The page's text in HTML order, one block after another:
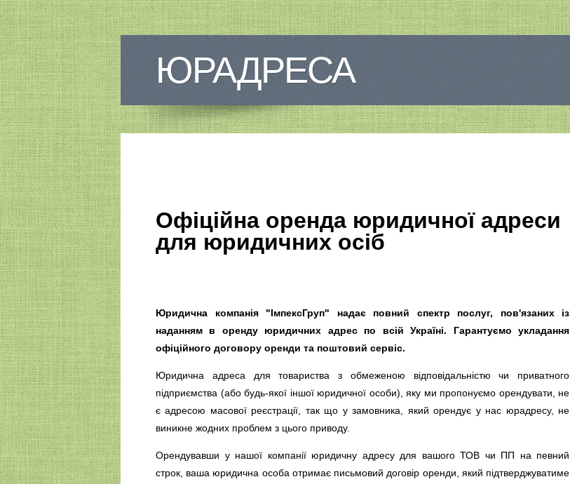
ЮРАДРЕСА
Офіційна оренда юридичної адреси
для юридичних осіб
Юридична компанія "ІмпексГруп" надає повний спектр послуг, пов'язаних із
наданням в оренду юридичних адрес по всій Україні. Гарантуємо укладання
офіційного договору оренди та поштовий сервіс.
Юридична адреса для товариства з обмеженою відповідальністю чи приватного
підприємства (або будь-якої іншої юридичної особи), яку ми пропонуємо орендувати, не
є адресою масової реєстрації, так що у замовника, який орендує у нас юрадресу, не
виникне жодних проблем з цього приводу.
Орендувавши у нашої компанії юридичну адресу для вашого ТОВ чи ПП на певний
строк, ваша юридична особа отримає письмовий договір оренди, який підтверджуватиме